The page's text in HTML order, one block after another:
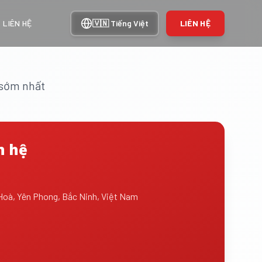
LIÊN HỆ 🇻🇳 Tiếng Việt LIÊN HỆ
nhất
hệ
Yên Phong, Bắc Ninh, Việt Nam